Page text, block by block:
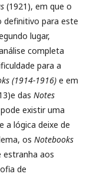
(1921), em que o
definitivo para este
lugar,
completa
para a
(1914-1916) e em
e das Notes
existir uma
a lógica deixe de
os Notebooks
aos
de